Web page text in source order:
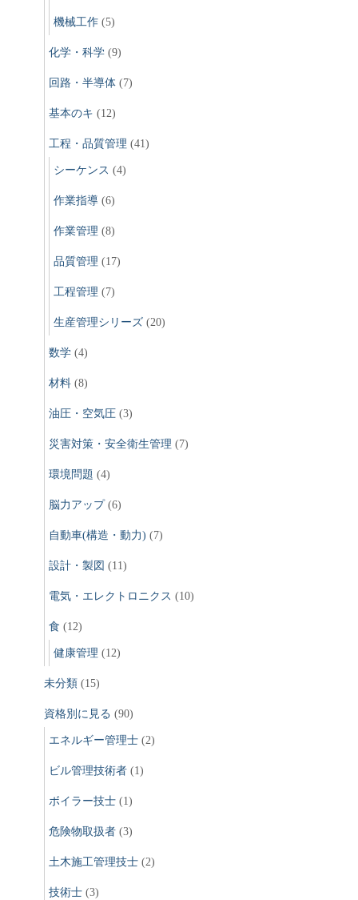
機械工作 (5)
化学・科学 (9)
回路・半導体 (7)
基本のキ (12)
工程・品質管理 (41)
シーケンス (4)
作業指導 (6)
作業管理 (8)
品質管理 (17)
工程管理 (7)
生産管理シリーズ (20)
数学 (4)
材料 (8)
油圧・空気圧 (3)
災害対策・安全衛生管理 (7)
環境問題 (4)
脳力アップ (6)
自動車(構造・動力) (7)
設計・製図 (11)
電気・エレクトロニクス (10)
食 (12)
健康管理 (12)
未分類 (15)
資格別に見る (90)
エネルギー管理士 (2)
ビル管理技術者 (1)
ボイラー技士 (1)
危険物取扱者 (3)
土木施工管理技士 (2)
技術士 (3)